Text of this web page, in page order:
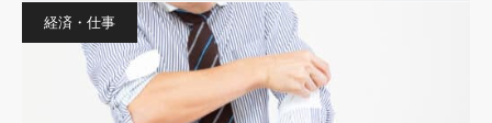
経済・仕事